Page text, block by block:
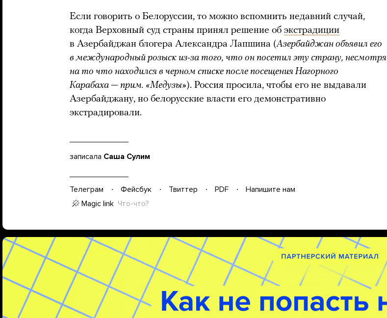
Если говорить о Белоруссии, то можно вспомнить недавний случай,
когда Верховный суд страны принял решение об экстрадиции
в Азербайджан блогера Александра Лапшина (Азербайджан объявил его
в международный розыск из-за того, что он посетил эту страну, несмотря
на то что находился в черном списке после посещения Нагорного
Карабаха — прим. «Медузы»). Россия просила, чтобы его не выдавали
Азербайджану, но белорусские власти его демонстративно
экстрадировали.
записала Саша Сулим
Телеграм Фейсбук Твиттер PDF
Напишите нам
Magic link Что-что?